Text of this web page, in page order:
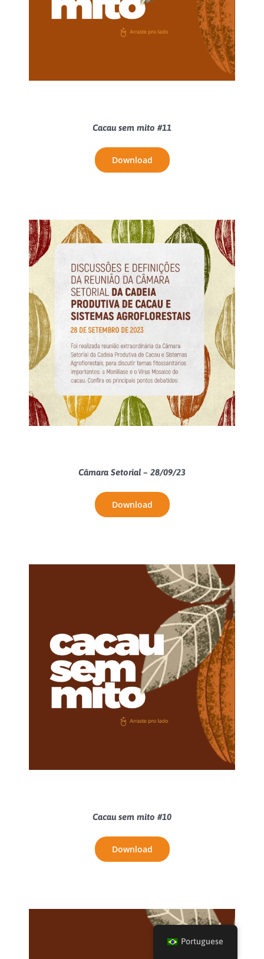
Cacau sem mito #11
Download
Câmara Setorial – 28/09/23
Download
Cacau sem mito #10
Download
Portuguese